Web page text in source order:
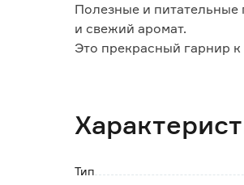
Полезные и
и свежий аромат.
Это прекрасный гарнир
Тип